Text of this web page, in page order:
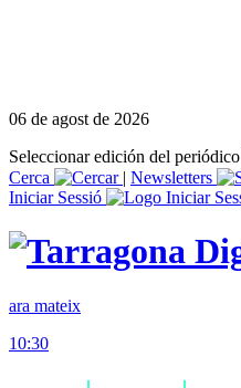
06 de agost de 2026
Seleccionar edición del periódico
Cerca
| Newsletters
Iniciar Sessió
ara mateix
10:30